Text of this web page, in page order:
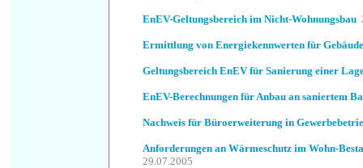
EnEV-Geltungsbereich im Nicht-Wohnungsbau
Ermittlung von Energiekennwerten für Gebäude
Geltungsbereich EnEV für Sanierung einer
EnEV-Berechnungen für Anbau an saniertem
Nachweis für Büroerweiterung in
Anforderungen an Wärmeschutz im Wohn-
29.07.2005